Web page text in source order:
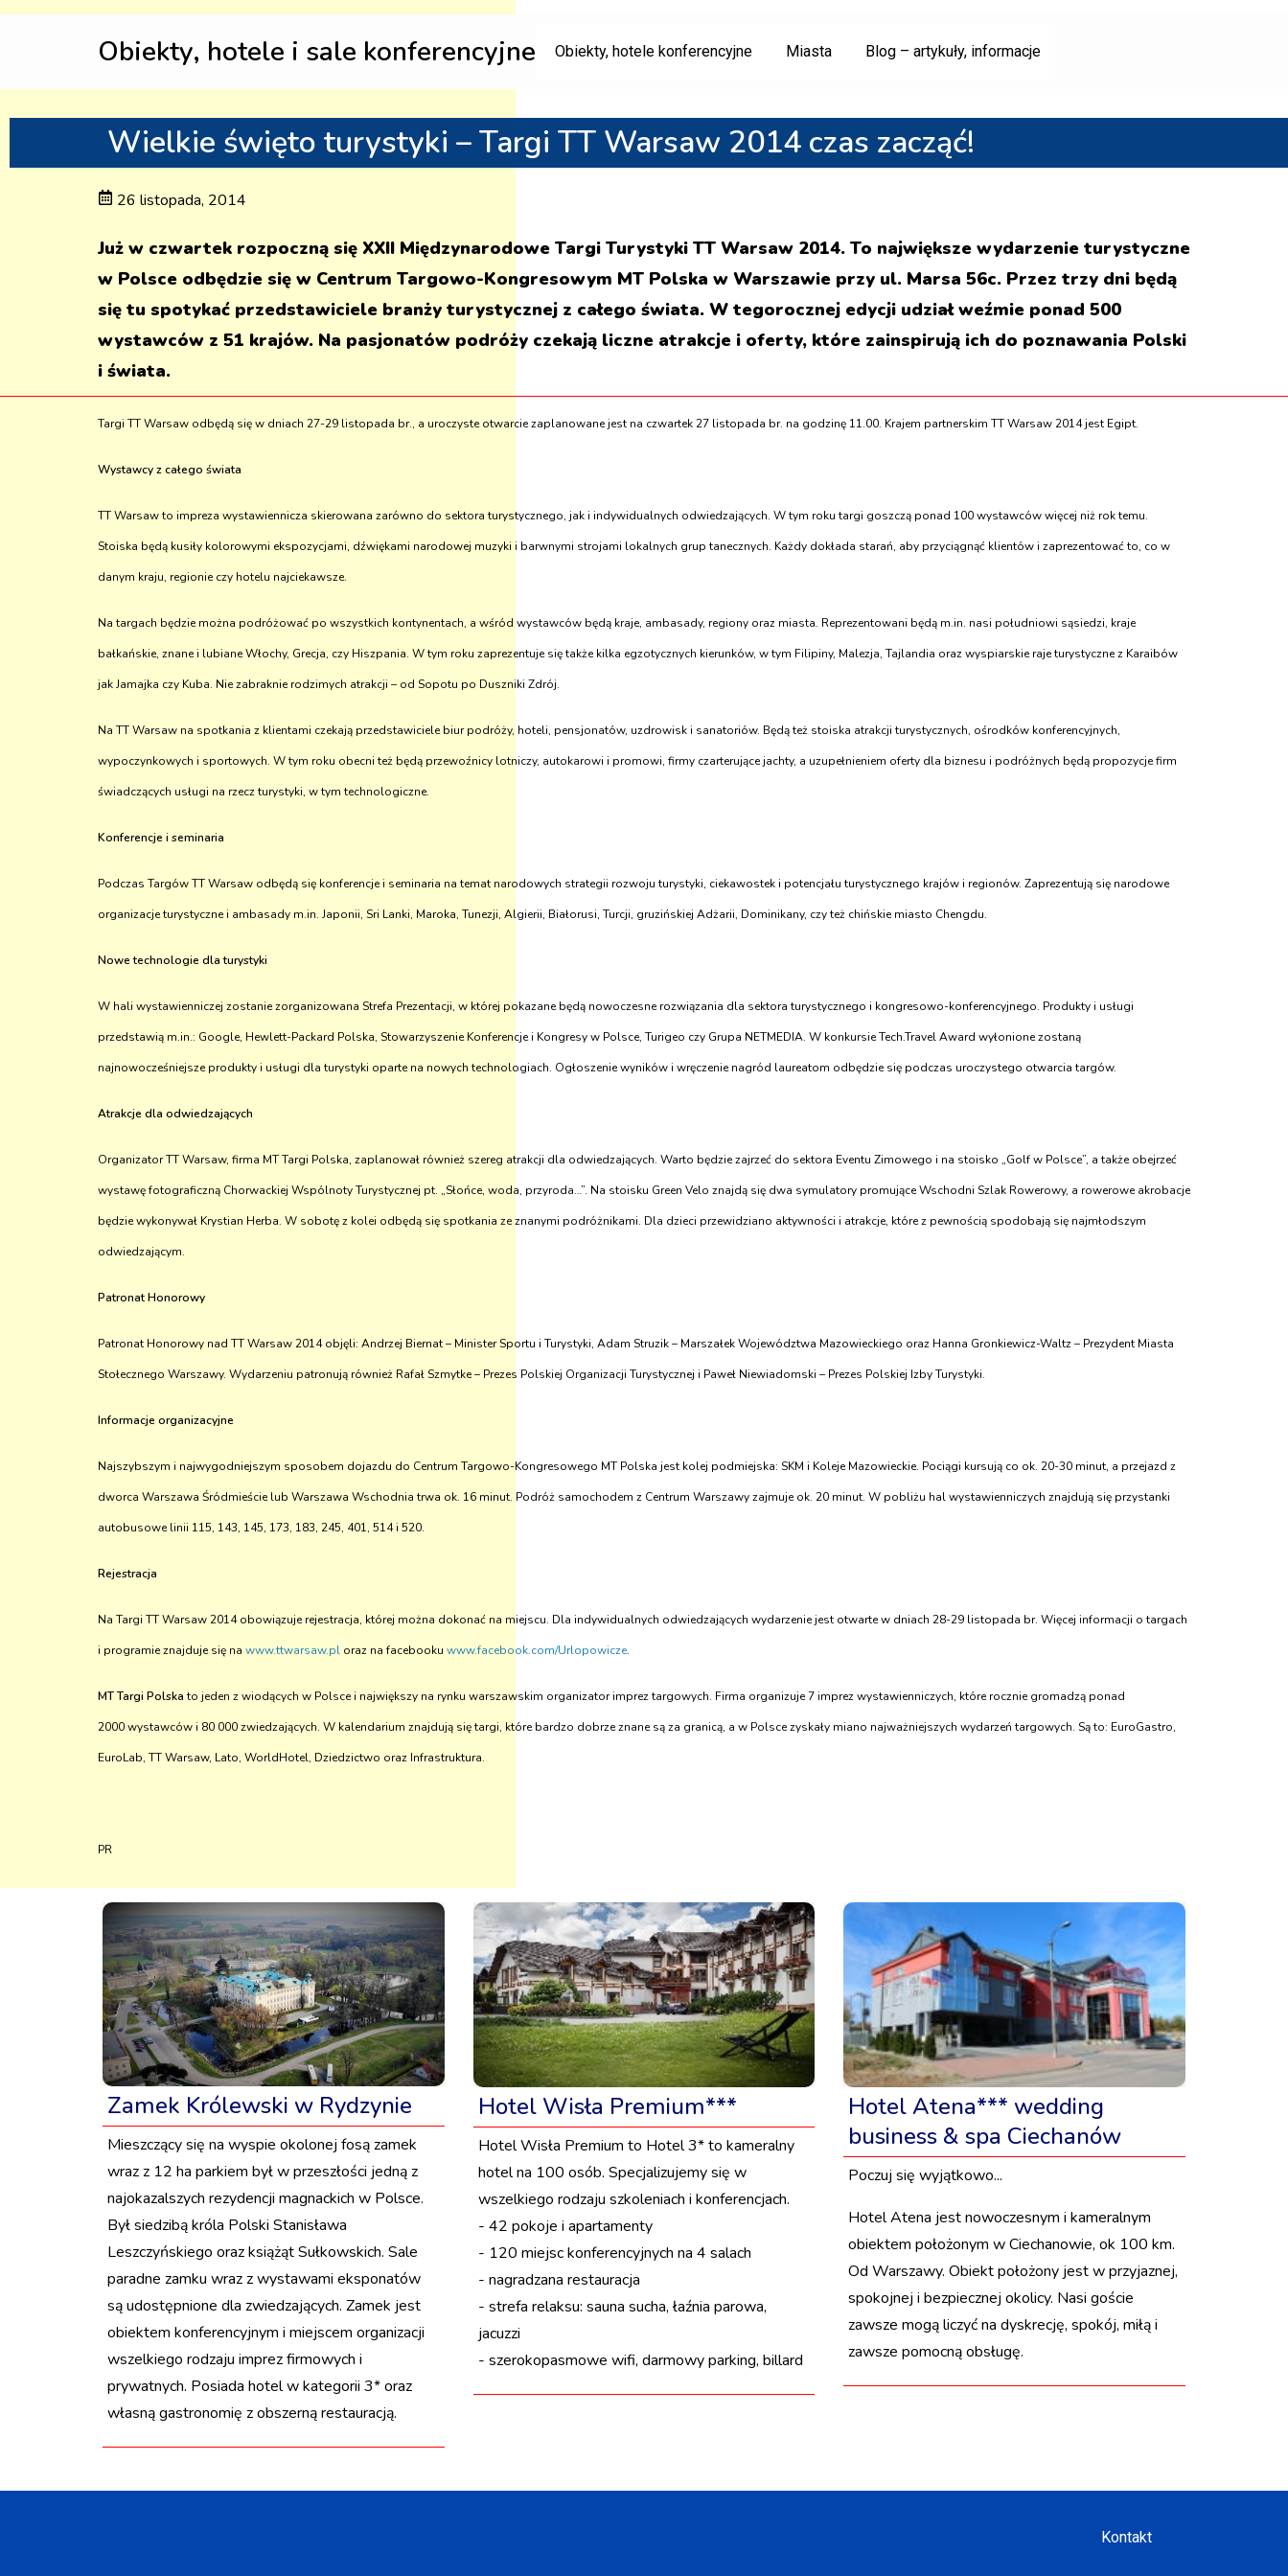
Obiekty, hotele i sale konferencyjne Obiekty, hotele konferencyjne Miasta Blog – artykuły, informacje
Wielkie święto turystyki – Targi TT Warsaw 2014 czas zacząć!
26 listopada, 2014
Już w czwartek rozpoczną się XXII Międzynarodowe Targi Turystyki TT Warsaw 2014. To największe wydarzenie turystyczne
w Polsce odbędzie się w Centrum Targowo-Kongresowym MT Polska w Warszawie przy ul. Marsa 56c. Przez trzy dni będą
się tu spotykać przedstawiciele branży turystycznej z całego świata. W tegorocznej edycji udział weźmie ponad 500
wystawców z 51 krajów. Na pasjonatów podróży czekają liczne atrakcje i oferty, które zainspirują ich do poznawania Polski
i świata.
Targi TT Warsaw odbędą się w dniach 27-29 listopada br., a uroczyste otwarcie zaplanowane jest na czwartek 27 listopada br. na godzinę 11.00. Krajem partnerskim TT Warsaw 2014 jest Egipt.
Wystawcy z całego świata
TT Warsaw to impreza wystawiennicza skierowana zarówno do sektora turystycznego, jak i indywidualnych odwiedzających. W tym roku targi goszczą ponad 100 wystawców więcej niż rok temu.
Stoiska będą kusiły kolorowymi ekspozycjami, dźwiękami narodowej muzyki i barwnymi strojami lokalnych grup tanecznych. Każdy dokłada starań, aby przyciągnąć klientów i zaprezentować to, co w
danym kraju, regionie czy hotelu najciekawsze.
Na targach będzie można podróżować po wszystkich kontynentach, a wśród wystawców będą kraje, ambasady, regiony oraz miasta. Reprezentowani będą m.in. nasi południowi sąsiedzi, kraje
bałkańskie, znane i lubiane Włochy, Grecja, czy Hiszpania. W tym roku zaprezentuje się także kilka egzotycznych kierunków, w tym Filipiny, Malezja, Tajlandia oraz wyspiarskie raje turystyczne z Karaibów
jak Jamajka czy Kuba. Nie zabraknie rodzimych atrakcji – od Sopotu po Duszniki Zdrój.
Na TT Warsaw na spotkania z klientami czekają przedstawiciele biur podróży, hoteli, pensjonatów, uzdrowisk i sanatoriów. Będą też stoiska atrakcji turystycznych, ośrodków konferencyjnych,
wypoczynkowych i sportowych. W tym roku obecni też będą przewoźnicy lotniczy, autokarowi i promowi, firmy czarterujące jachty, a uzupełnieniem oferty dla biznesu i podróżnych będą propozycje firm
świadczących usługi na rzecz turystyki, w tym technologiczne.
Konferencje i seminaria
Podczas Targów TT Warsaw odbędą się konferencje i seminaria na temat narodowych strategii rozwoju turystyki, ciekawostek i potencjału turystycznego krajów i regionów. Zaprezentują się narodowe
organizacje turystyczne i ambasady m.in. Japonii, Sri Lanki, Maroka, Tunezji, Algierii, Białorusi, Turcji, gruzińskiej Adżarii, Dominikany, czy też chińskie miasto Chengdu.
Nowe technologie dla turystyki
W hali wystawienniczej zostanie zorganizowana Strefa Prezentacji, w której pokazane będą nowoczesne rozwiązania dla sektora turystycznego i kongresowo-konferencyjnego. Produkty i usługi
przedstawią m.in.: Google, Hewlett-Packard Polska, Stowarzyszenie Konferencje i Kongresy w Polsce, Turigeo czy Grupa NETMEDIA. W konkursie Tech.Travel Award wyłonione zostaną
najnowocześniejsze produkty i usługi dla turystyki oparte na nowych technologiach. Ogłoszenie wyników i wręczenie nagród laureatom odbędzie się podczas uroczystego otwarcia targów.
Atrakcje dla odwiedzających
Organizator TT Warsaw, firma MT Targi Polska, zaplanował również szereg atrakcji dla odwiedzających. Warto będzie zajrzeć do sektora Eventu Zimowego i na stoisko „Golf w Polsce”, a także obejrzeć
wystawę fotograficzną Chorwackiej Wspólnoty Turystycznej pt. „Słońce, woda, przyroda…”. Na stoisku Green Velo znajdą się dwa symulatory promujące Wschodni Szlak Rowerowy, a rowerowe akrobacje
będzie wykonywał Krystian Herba. W sobotę z kolei odbędą się spotkania ze znanymi podróżnikami. Dla dzieci przewidziano aktywności i atrakcje, które z pewnością spodobają się najmłodszym
odwiedzającym.
Patronat Honorowy
Patronat Honorowy nad TT Warsaw 2014 objęli: Andrzej Biernat – Minister Sportu i Turystyki, Adam Struzik – Marszałek Województwa Mazowieckiego oraz Hanna Gronkiewicz-Waltz – Prezydent Miasta
Stołecznego Warszawy. Wydarzeniu patronują również Rafał Szmytke – Prezes Polskiej Organizacji Turystycznej i Paweł Niewiadomski – Prezes Polskiej Izby Turystyki.
Informacje organizacyjne
Najszybszym i najwygodniejszym sposobem dojazdu do Centrum Targowo-Kongresowego MT Polska jest kolej podmiejska: SKM i Koleje Mazowieckie. Pociągi kursują co ok. 20-30 minut, a przejazd z
dworca Warszawa Śródmieście lub Warszawa Wschodnia trwa ok. 16 minut. Podróż samochodem z Centrum Warszawy zajmuje ok. 20 minut. W pobliżu hal wystawienniczych znajdują się przystanki
autobusowe linii 115, 143, 145, 173, 183, 245, 401, 514 i 520.
Rejestracja
Na Targi TT Warsaw 2014 obowiązuje rejestracja, której można dokonać na miejscu. Dla indywidualnych odwiedzających wydarzenie jest otwarte w dniach 28-29 listopada br. Więcej informacji o targach
i programie znajduje się na www.ttwarsaw.pl oraz na facebooku www.facebook.com/Urlopowicze.
MT Targi Polska to jeden z wiodących w Polsce i największy na rynku warszawskim organizator imprez targowych. Firma organizuje 7 imprez wystawienniczych, które rocznie gromadzą ponad
2000 wystawców i 80 000 zwiedzających. W kalendarium znajdują się targi, które bardzo dobrze znane są za granicą, a w Polsce zyskały miano najważniejszych wydarzeń targowych. Są to: EuroGastro,
EuroLab, TT Warsaw, Lato, WorldHotel, Dziedzictwo oraz Infrastruktura.
PR
Zamek Królewski w Rydzynie
Mieszczący się na wyspie okolonej fosą zamek
wraz z 12 ha parkiem był w przeszłości jedną z
najokazalszych rezydencji magnackich w Polsce.
Był siedzibą króla Polski Stanisława
Leszczyńskiego oraz książąt Sułkowskich. Sale
paradne zamku wraz z wystawami eksponatów
są udostępnione dla zwiedzających. Zamek jest
obiektem konferencyjnym i miejscem organizacji
wszelkiego rodzaju imprez firmowych i
prywatnych. Posiada hotel w kategorii 3* oraz
własną gastronomię z obszerną restauracją.
Hotel Wisła Premium***
Hotel Wisła Premium to Hotel 3* to kameralny
hotel na 100 osób. Specjalizujemy się w
wszelkiego rodzaju szkoleniach i konferencjach.
- 42 pokoje i apartamenty
- 120 miejsc konferencyjnych na 4 salach
- nagradzana restauracja
- strefa relaksu: sauna sucha, łaźnia parowa,
jacuzzi
- szerokopasmowe wifi, darmowy parking, billard
Hotel Atena*** wedding
business & spa Ciechanów
Poczuj się wyjątkowo...
Hotel Atena jest nowoczesnym i kameralnym
obiektem położonym w Ciechanowie, ok 100 km.
Od Warszawy. Obiekt położony jest w przyjaznej,
spokojnej i bezpiecznej okolicy. Nasi goście
zawsze mogą liczyć na dyskrecję, spokój, miłą i
zawsze pomocną obsługę.
Kontakt